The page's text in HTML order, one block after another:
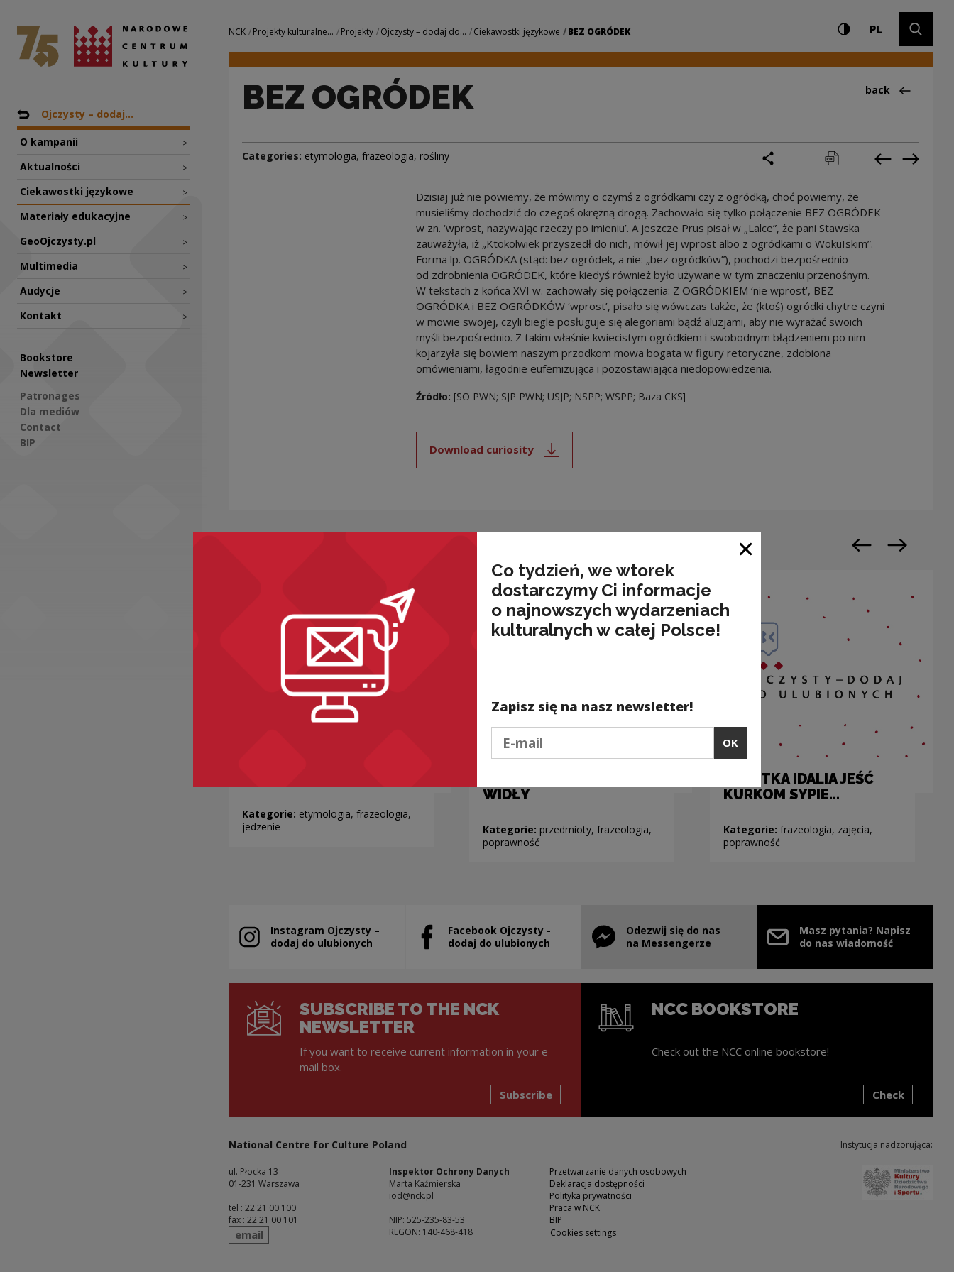
BEZ OGRÓDEK | Narodowe Centrum Kultury
National Centre for Culture Poland
Nawigacja
Back to: Projekty
Ojczysty – dodaj...
O kampanii >
Aktualności >
Ciekawostki językowe >
Materiały edukacyjne >
GeoOjczysty.pl >
Multimedia >
Audycje >
Kontakt >
Bookstore
Newsletter
Patronages
Dla mediów
Contact
BIP
Navigation
NCK Projekty kulturalne... Projekty Ojczysty – dodaj do... Ciekawostki językowe BEZ OGRÓDEK Settings and search
High contrast
PLCHANGE
BEZ OGRÓDEK Back
back
Categories: etymologia, frazeologia, rośliny print pobierz Previous
Next
Dzisiaj już nie powiemy, że mówimy o czymś z ogródkami czy z ogródką, choć powiemy, że
musieliśmy dochodzić do czegoś okrężną drogą. Zachowało się tylko połączenie BEZ OGRÓDEK
w zn. ‘wprost, nazywając rzeczy po imieniu’. A jeszcze Prus pisał w „Lalce”, że pani Stawska
zauważyła, iż „Ktokolwiek przyszedł do nich, mówił jej wprost albo z ogródkami o WokuIskim”.
Forma lp. OGRÓDKA (stąd: bez ogródek, a nie: „bez ogródków”), pochodzi bezpośrednio
od zdrobnienia OGRÓDEK, które kiedyś również było używane w tym znaczeniu przenośnym.
W tekstach z końca XVI w. zachowały się połączenia: Z OGRÓDKIEM ‘nie wprost’, BEZ
OGRÓDKA i BEZ OGRÓDKÓW ‘wprost’, pisało się wówczas także, że (ktoś) ogródki chytre czyni
w mowie swojej, czyli biegle posługuje się alegoriami bądź aluzjami, aby nie wyrażać swoich
myśli bezpośrednio. Z takim właśnie kwiecistym ogródkiem i swobodnym błądzeniem po nim
kojarzyła się bowiem naszym przodkom mowa bogata w figury retoryczne, zdobiona
omówieniami, łagodnie eufemizująca i pozostawiająca niedopowiedzenia.
Źródło: [SO PWN; SJP PWN; USJP; NSPP; WSPP; Baza CKS]
Download curiosity
Note, the link will open in a new window
Kategorie: etymologia, frazeologia,
jedzenie
WIDŁY
Kategorie: przedmioty, frazeologia,
poprawność
A CIOTKA IDALIA JEŚĆ
KURKOM SYPIE...
Kategorie: frazeologia, zajęcia,
poprawność
Previous slide
Next slide
Instagram Ojczysty –
dodaj do ulubionych
Note, the link will open in a new window
Facebook Ojczysty -
dodaj do ulubionych
Note, the link will open in a new window
Odezwij się do nas
na Messengerze
Note, the link will open in a new window
Masz pytania? Napisz
do nas wiadomość
SUBSCRIBE TO THE NCK
NEWSLETTER
If you want to receive current information in your e-
mail box.
Subscribe
NCC BOOKSTORE
Check out the NCC online bookstore!
Check
National Centre for Culture Poland
ul. Płocka 13
01-231 Warszawa
tel : 22 21 00 100
fax : 22 21 00 101
send
email
Inspektor Ochrony Danych
Marta Kaźmierska
iod@nck.pl
NIP: 525-235-83-53
REGON: 140-468-418
Przetwarzanie danych osobowych
Deklaracja dostępności
Polityka prywatności
Praca w NCK
BIP
Cookies settings
Instytucja nadzorująca:
Co tydzień, we wtorek
dostarczymy Ci informacje
o najnowszych wydarzeniach
kulturalnych w całej Polsce!
Zapisz się na nasz newsletter!
OK